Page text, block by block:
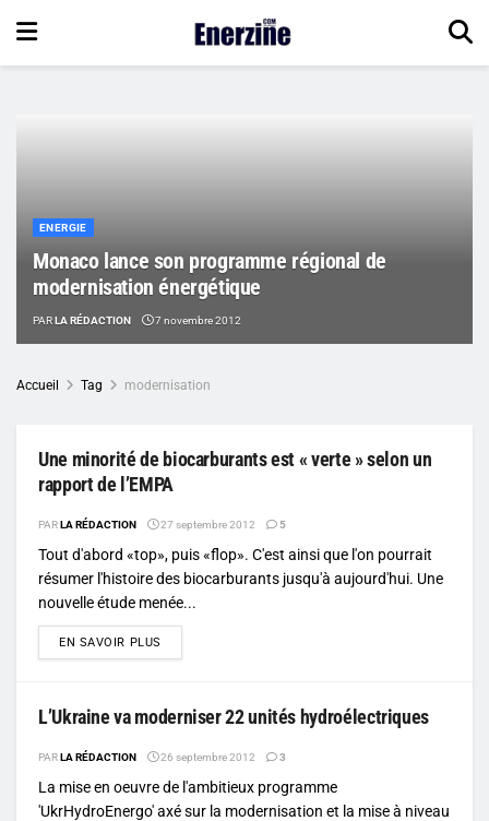
ENERGIE
Monaco lance son programme régional de
modernisation énergétique
PARLA RÉDACTION 7 novembre 2012
Accueil Tag modernisation
Une minorité de biocarburants est « verte » selon un
rapport de l’EMPA
PARLA RÉDACTION 27 septembre 2012 5
Tout d'abord «top», puis «flop». C'est ainsi que l'on pourrait
résumer l'histoire des biocarburants jusqu'à aujourd'hui. Une
nouvelle étude menée...
EN SAVOIR PLUS
L’Ukraine va moderniser 22 unités hydroélectriques
PARLA RÉDACTION 26 septembre 2012 3
La mise en oeuvre de l'ambitieux programme
'UkrHydroEnergo' axé sur la modernisation et la mise à niveau